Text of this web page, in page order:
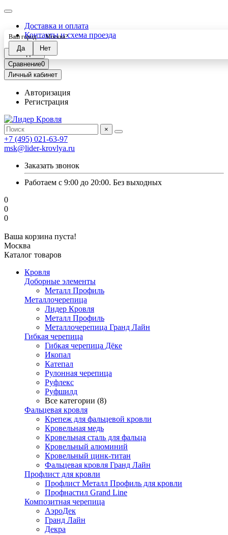
Доставка и оплата
Контакты и схема проезда
Закладки0
Сравнение0
Личный кабинет
Авторизация
Регистрация
×
+7 (495) 021-63-97
msk@lider-krovlya.ru
Заказать звонок
Работаем с 9:00 до 20:00. Без выходных
0
0
0
Ваша корзина пуста!
Москва
Ваш город —Москва?
Каталог товаров
Кровля
Доборные элементы
Металл Профиль
Металлочерепица
Лидер Кровля
Металл Профиль
Металлочерепица Гранд Лайн
Гибкая черепица
Гибкая черепица Дёке
Икопал
Катепал
Рулонная черепица
Руфлекс
Руфшилд
Все категории (8)
Фальцевая кровля
Крепеж для фальцевой кровли
Кровельная медь
Кровельная сталь для фальца
Кровельный алюминий
Кровельный цинк-титан
Фальцевая кровля Гранд Лайн
Профлист для кровли
Профлист Металл Профиль для кровли
Профнастил Grand Line
Композитная черепица
АэроДек
Гранд Лайн
Декра